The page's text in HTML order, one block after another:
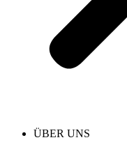
ÜBER UNS